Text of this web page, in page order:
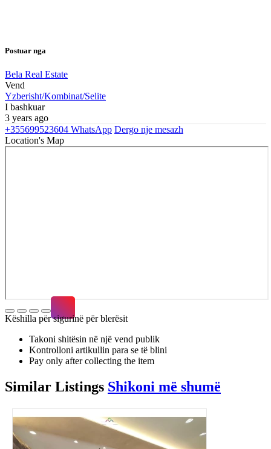
Postuar nga
Bela Real Estate
Vend
Yzberisht/Kombinat/Selite
I bashkuar
3 years ago
+355699523604 WhatsApp Dergo nje mesazh
Location's Map
Këshilla për sigurinë për blerësit
Takoni shitësin në një vend publik
Kontrolloni artikullin para se të blini
Pay only after collecting the item
Similar Listings Shikoni më shumë